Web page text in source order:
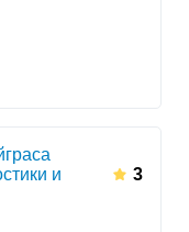
и
3